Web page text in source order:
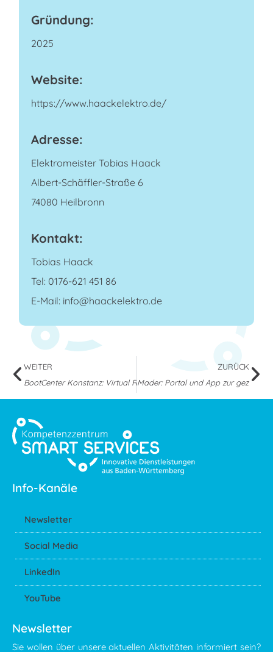
Gründung:
2025
Website:
https://www.haackelektro.de/
Adresse:
Elektromeister Tobias Haack
Albert-Schäffler-Straße 6
74080 Heilbronn
Kontakt:
Tobias Haack
Tel: 0176-621 451 86
E-Mail: info@haackelektro.de
WEITER
BootCenter Konstanz: Virtual Reality nimmt Interessenten mit an
ZURÜCK
Mader: Portal und App zur gezielten
Info-Kanäle
Newsletter
Social Media
LinkedIn
YouTube
Newsletter
Sie wollen über unsere aktuellen Aktivitäten informiert sein?